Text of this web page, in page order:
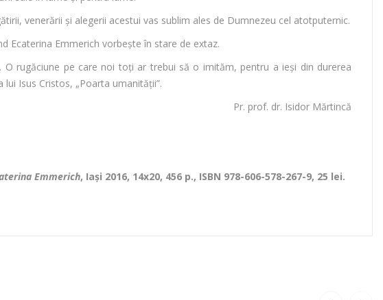
venerării şi alegerii acestui vas sublim ales de Dumnezeu cel atotputernic.
Ecaterina Emmerich vorbeşte în stare de extaz.
rugăciune pe care noi toţi ar trebui să o imităm, pentru a ieşi din durerea
Isus Cristos, „Poarta umanităţii”.
Pr. prof. dr. Isidor Mărtincă
Emmerich, Iași 2016, 14x20, 456 p., ISBN 978-606-578-267-9, 25 lei.